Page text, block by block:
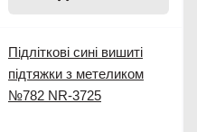
Підліткові сині вишиті
підтяжки з метеликом
№782 NR-3725